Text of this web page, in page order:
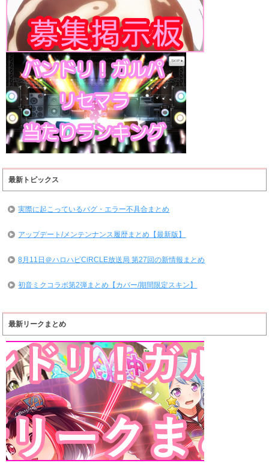
最新トピックス
実際に起こっているバグ・エラー不具合まとめ
アップデート/メンテンナンス履歴まとめ【最新版】
8月11日＠ハロハピCiRCLE放送局 第27回の新情報まとめ
初音ミクコラボ第2弾まとめ【カバー/期間限定スキン】
最新リークまとめ